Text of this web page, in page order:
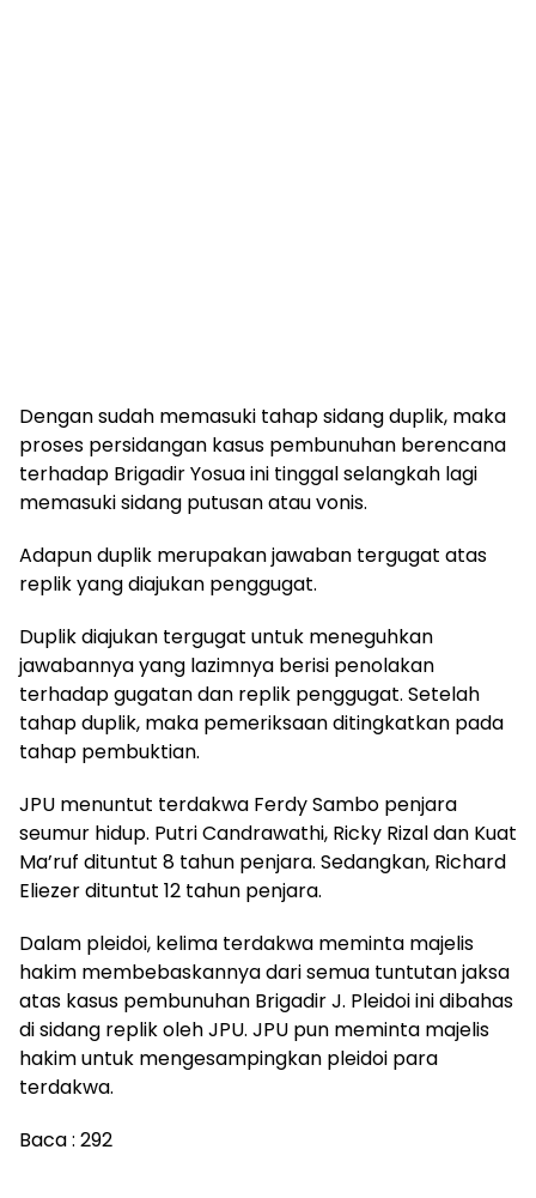
Dengan sudah memasuki tahap sidang duplik, maka
proses persidangan kasus pembunuhan berencana
terhadap Brigadir Yosua ini tinggal selangkah lagi
memasuki sidang putusan atau vonis.
Adapun duplik merupakan jawaban tergugat atas
replik yang diajukan penggugat.
Duplik diajukan tergugat untuk meneguhkan
jawabannya yang lazimnya berisi penolakan
terhadap gugatan dan replik penggugat. Setelah
tahap duplik, maka pemeriksaan ditingkatkan pada
tahap pembuktian.
JPU menuntut terdakwa Ferdy Sambo penjara
seumur hidup. Putri Candrawathi, Ricky Rizal dan Kuat
Ma’ruf dituntut 8 tahun penjara. Sedangkan, Richard
Eliezer dituntut 12 tahun penjara.
Dalam pleidoi, kelima terdakwa meminta majelis
hakim membebaskannya dari semua tuntutan jaksa
atas kasus pembunuhan Brigadir J. Pleidoi ini dibahas
di sidang replik oleh JPU. JPU pun meminta majelis
hakim untuk mengesampingkan pleidoi para
terdakwa.
Baca : 292